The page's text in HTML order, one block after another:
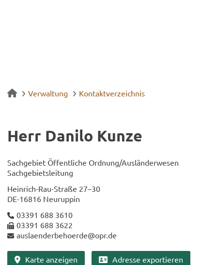
Verwaltung Kontaktverzeichnis
Herr Da­ni­lo Kunze
Sach­ge­biet Öf­fent­li­che Ord­nung/Aus­län­der­we­sen
Sach­ge­biets­lei­tung
Heinrich-​Rau-Straße 27–30
DE-​16816 Neu­rup­pin
03391 688 3610
03391 688 3622
aus­la­en­der­be­ho­er­de@opr.de
Karte an­zei­gen Adres­se ex­por­tie­ren